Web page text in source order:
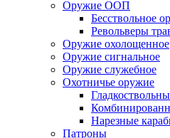
Оружие ООП
Бесствольное
Револьверы
Оружие охолощенное
Оружие сигнальное
Оружие служебное
Охотничье оружие
Нарезные
Патроны